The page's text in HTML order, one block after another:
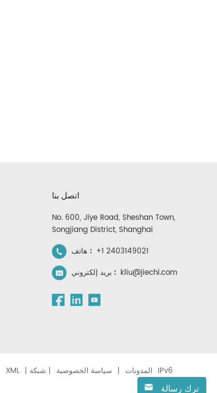
اتصل بنا
No. 600, Jiye Road, Sheshan Town,
Songjiang District, Shanghai
هاتف : +1 2403149021
بريد إلكتروني : kliu@jiechi.com
XML | المدونات | سياسة الخصوصية | شبكة IPv6
ترك رسالة